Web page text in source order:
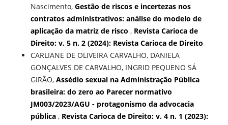
Nascimento, Gestão de riscos e incertezas nos
contratos administrativos: análise do modelo de
aplicação da matriz de risco , Revista Carioca de
Direito: v. 5 n. 2 (2024): Revista Carioca de Direito
CARLIANE DE OLIVEIRA CARVALHO, DANIELA
GONÇALVES DE CARVALHO, INGRID PEQUENO SÁ
GIRÃO, Assédio sexual na Administração Pública
brasileira: do zero ao Parecer normativo
JM003/2023/AGU - protagonismo da advocacia
pública , Revista Carioca de Direito: v. 4 n. 1 (2023):